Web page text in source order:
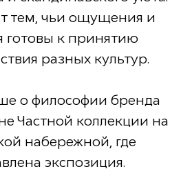
тем, чьи ощущения и
готовы к принятию
разных культур.
о философии бренда
Частной коллекции на
набережной, где
экспозиция.